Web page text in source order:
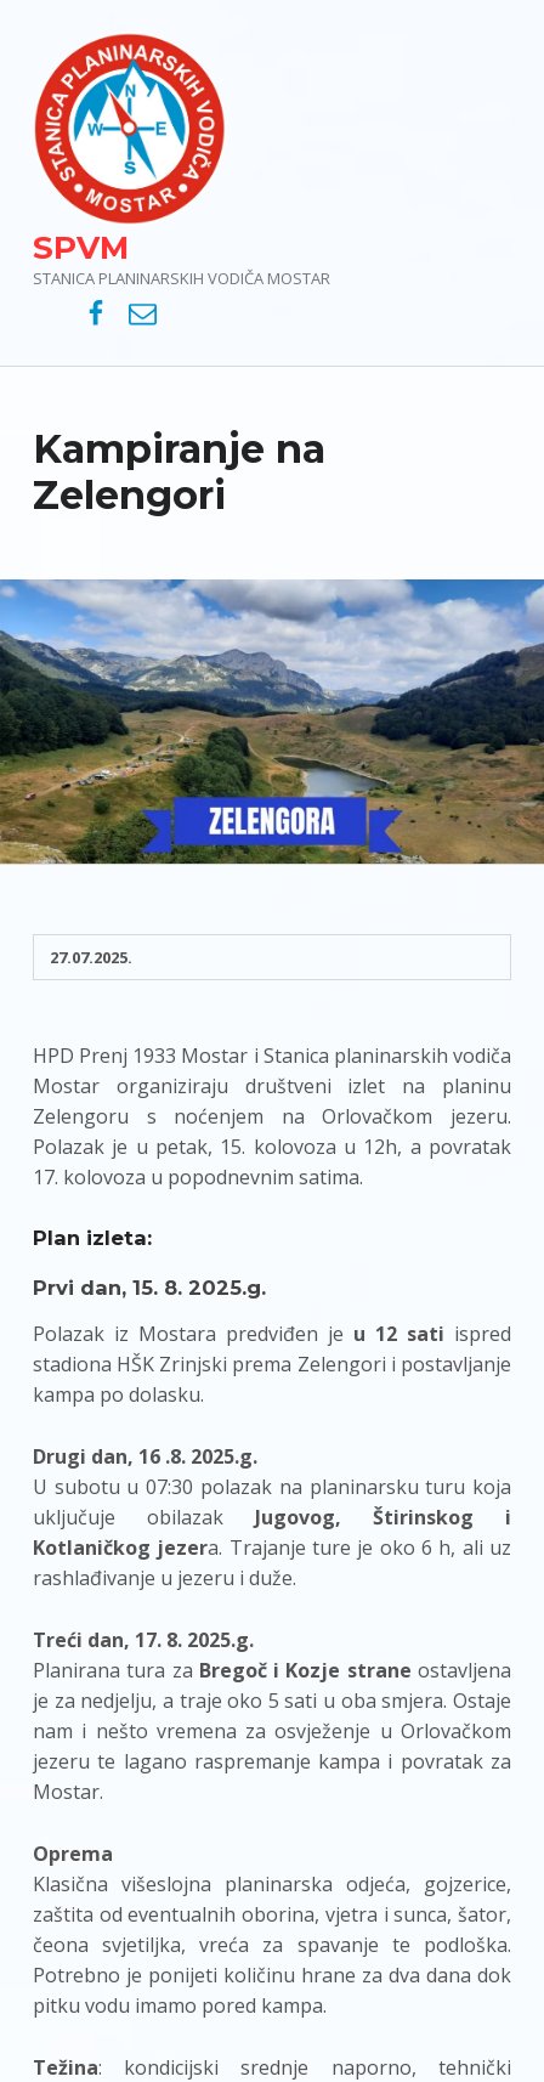
SPVM
STANICA PLANINARSKIH VODIČA MOSTAR
SPVM – Facebook
SPVM – e-mail
Kampiranje na
Zelengori
27.07.2025.
HPD Prenj 1933 Mostar i Stanica planinarskih vodiča
Mostar organiziraju društveni izlet na planinu
Zelengoru s noćenjem na Orlovačkom jezeru.
Polazak je u petak, 15. kolovoza u 12h, a povratak
17. kolovoza u popodnevnim satima.
Plan izleta:
Prvi dan, 15. 8. 2025.g.
Polazak iz Mostara predviđen je u 12 sati ispred
stadiona HŠK Zrinjski prema Zelengori i postavljanje
kampa po dolasku.
Drugi dan, 16 .8. 2025.g.
U subotu u 07:30 polazak na planinarsku turu koja
uključuje obilazak Jugovog, Štirinskog i
Kotlaničkog jezera. Trajanje ture je oko 6 h, ali uz
rashlađivanje u jezeru i duže.
Treći dan, 17. 8. 2025.g.
Planirana tura za Bregoč i Kozje strane ostavljena
je za nedjelju, a traje oko 5 sati u oba smjera. Ostaje
nam i nešto vremena za osvježenje u Orlovačkom
jezeru te lagano raspremanje kampa i povratak za
Mostar.
Oprema
Klasična višeslojna planinarska odjeća, gojzerice,
zaštita od eventualnih oborina, vjetra i sunca, šator,
čeona svjetiljka, vreća za spavanje te podloška.
Potrebno je ponijeti količinu hrane za dva dana dok
pitku vodu imamo pored kampa.
Težina: kondicijski srednje naporno, tehnički